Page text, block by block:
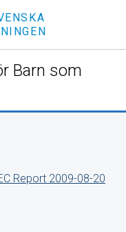
Barn som
Report 2009-08-20